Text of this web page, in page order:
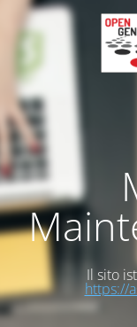
Il sito
https://